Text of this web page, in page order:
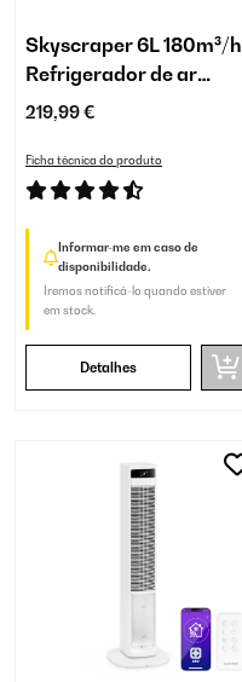
Skyscraper 6L 180m³/h
Refrigerador de ar
Cinza
219,99 €
Ficha técnica do produto
Informar-me em caso de
disponibilidade.
Iremos notificá-lo quando estiver
em stock.
Detalhes